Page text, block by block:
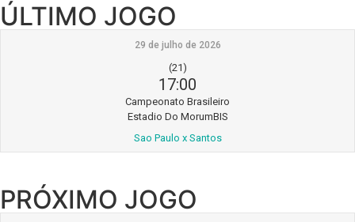
ÚLTIMO JOGO
29 de julho de 2026
(21)
17:00
Campeonato Brasileiro
Estadio Do MorumBIS
Sao Paulo x Santos
PRÓXIMO JOGO